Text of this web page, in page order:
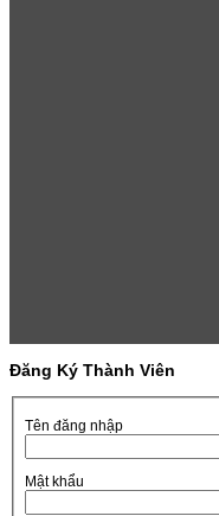
Đăng Ký Thành Viên
Tên đăng nhập
Mật khẩu